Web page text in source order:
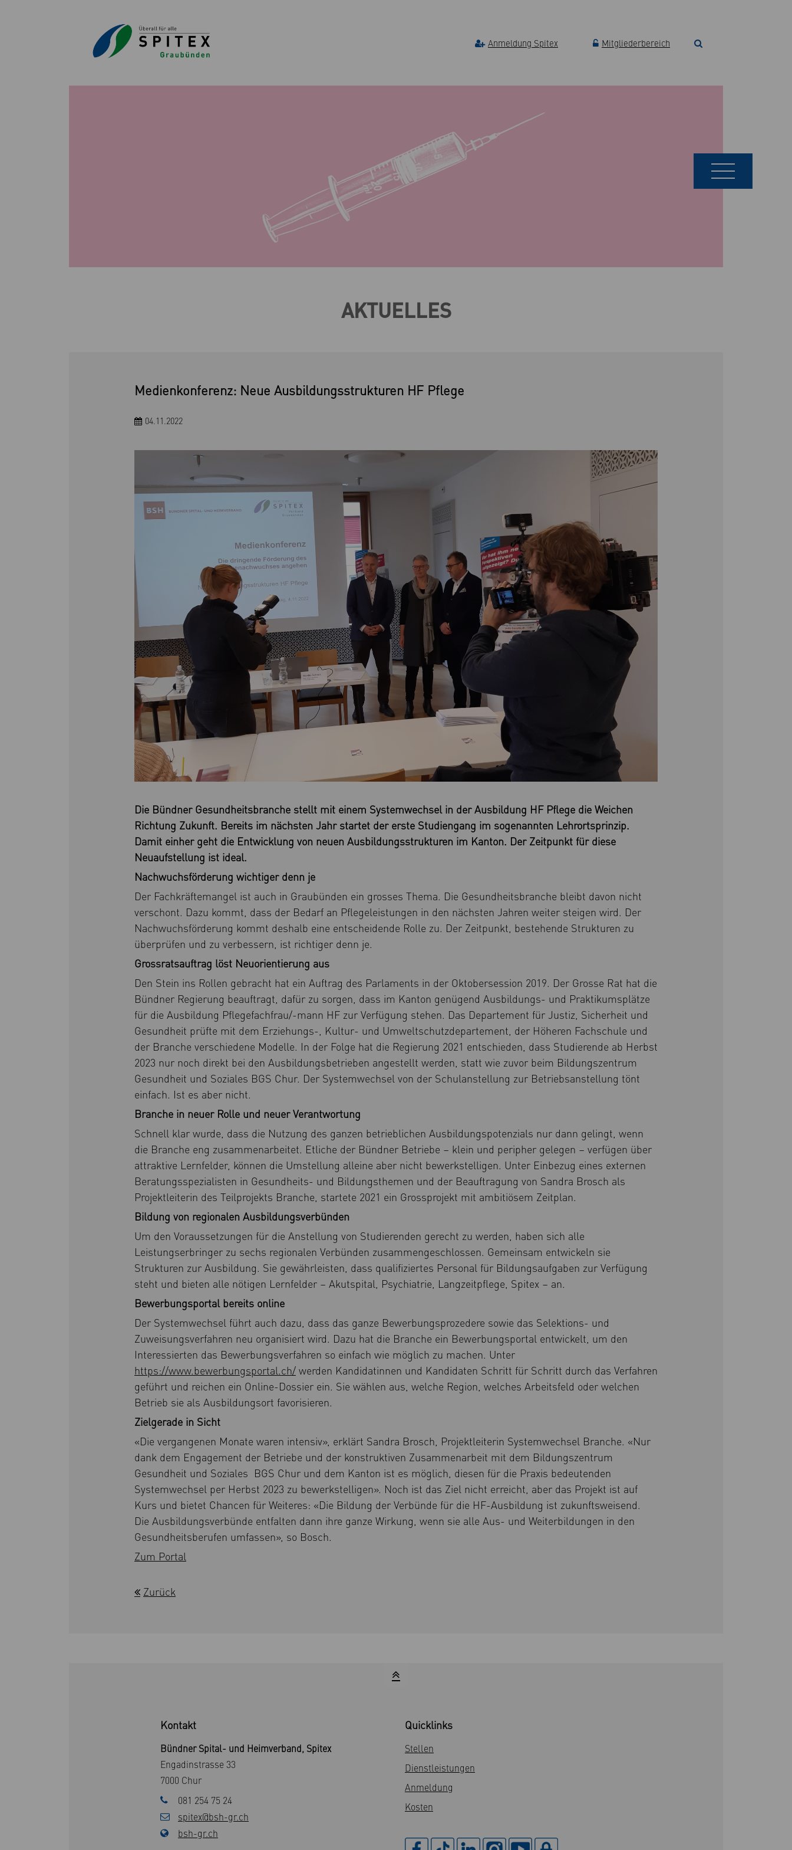
Anmeldung Spitex Mitgliederbereich
AKTUELLES
Medienkonferenz: Neue Ausbildungsstrukturen HF Pflege
04.11.2022
Die Bündner Gesundheitsbranche stellt mit einem Systemwechsel in der Ausbildung HF Pflege die Weichen
Richtung Zukunft. Bereits im nächsten Jahr startet der erste Studiengang im sogenannten Lehrortsprinzip.
Damit einher geht die Entwicklung von neuen Ausbildungsstrukturen im Kanton. Der Zeitpunkt für diese
Neuaufstellung ist ideal.
Nachwuchsförderung wichtiger denn je
Der Fachkräftemangel ist auch in Graubünden ein grosses Thema. Die Gesundheitsbranche bleibt davon nicht
verschont. Dazu kommt, dass der Bedarf an Pflegeleistungen in den nächsten Jahren weiter steigen wird. Der
Nachwuchsförderung kommt deshalb eine entscheidende Rolle zu. Der Zeitpunkt, bestehende Strukturen zu
überprüfen und zu verbessern, ist richtiger denn je.
Grossratsauftrag löst Neuorientierung aus
Den Stein ins Rollen gebracht hat ein Auftrag des Parlaments in der Oktobersession 2019. Der Grosse Rat hat die
Bündner Regierung beauftragt, dafür zu sorgen, dass im Kanton genügend Ausbildungs- und Praktikumsplätze
für die Ausbildung Pflegefachfrau/-mann HF zur Verfügung stehen. Das Departement für Justiz, Sicherheit und
Gesundheit prüfte mit dem Erziehungs-, Kultur- und Umweltschutzdepartement, der Höheren Fachschule und
der Branche verschiedene Modelle. In der Folge hat die Regierung 2021 entschieden, dass Studierende ab Herbst
2023 nur noch direkt bei den Ausbildungsbetrieben angestellt werden, statt wie zuvor beim Bildungszentrum
Gesundheit und Soziales BGS Chur. Der Systemwechsel von der Schulanstellung zur Betriebsanstellung tönt
einfach. Ist es aber nicht.
Branche in neuer Rolle und neuer Verantwortung
Schnell klar wurde, dass die Nutzung des ganzen betrieblichen Ausbildungspotenzials nur dann gelingt, wenn
die Branche eng zusammenarbeitet. Etliche der Bündner Betriebe – klein und peripher gelegen – verfügen über
attraktive Lernfelder, können die Umstellung alleine aber nicht bewerkstelligen. Unter Einbezug eines externen
Beratungsspezialisten in Gesundheits- und Bildungsthemen und der Beauftragung von Sandra Brosch als
Projektleiterin des Teilprojekts Branche, startete 2021 ein Grossprojekt mit ambitiösem Zeitplan.
Bildung von regionalen Ausbildungsverbünden
Um den Voraussetzungen für die Anstellung von Studierenden gerecht zu werden, haben sich alle
Leistungserbringer zu sechs regionalen Verbünden zusammengeschlossen. Gemeinsam entwickeln sie
Strukturen zur Ausbildung. Sie gewährleisten, dass qualifiziertes Personal für Bildungsaufgaben zur Verfügung
steht und bieten alle nötigen Lernfelder – Akutspital, Psychiatrie, Langzeitpflege, Spitex – an.
Bewerbungsportal bereits online
Der Systemwechsel führt auch dazu, dass das ganze Bewerbungsprozedere sowie das Selektions- und
Zuweisungsverfahren neu organisiert wird. Dazu hat die Branche ein Bewerbungsportal entwickelt, um den
Interessierten das Bewerbungsverfahren so einfach wie möglich zu machen. Unter
https://www.bewerbungsportal.ch/ werden Kandidatinnen und Kandidaten Schritt für Schritt durch das Verfahren
geführt und reichen ein Online-Dossier ein. Sie wählen aus, welche Region, welches Arbeitsfeld oder welchen
Betrieb sie als Ausbildungsort favorisieren.
Zielgerade in Sicht
«Die vergangenen Monate waren intensiv», erklärt Sandra Brosch, Projektleiterin Systemwechsel Branche. «Nur
dank dem Engagement der Betriebe und der konstruktiven Zusammenarbeit mit dem Bildungszentrum
Gesundheit und Soziales BGS Chur und dem Kanton ist es möglich, diesen für die Praxis bedeutenden
Systemwechsel per Herbst 2023 zu bewerkstelligen». Noch ist das Ziel nicht erreicht, aber das Projekt ist auf
Kurs und bietet Chancen für Weiteres: «Die Bildung der Verbünde für die HF-Ausbildung ist zukunftsweisend.
Die Ausbildungsverbünde entfalten dann ihre ganze Wirkung, wenn sie alle Aus- und Weiterbildungen in den
Gesundheitsberufen umfassen», so Bosch.
Zum Portal
Zurück
Kontakt
Bündner Spital- und Heimverband, Spitex
Engadinstrasse 33
7000 Chur
081 254 75 24
spitex@bsh-gr.ch
bsh-gr.ch
Quicklinks
Stellen
Dienstleistungen
Anmeldung
Kosten